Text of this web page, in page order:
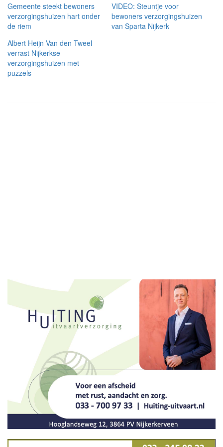
Gemeente steekt bewoners
verzorgingshuizen hart onder
de riem
VIDEO: Steuntje voor
bewoners verzorgingshuizen
van Sparta Nijkerk
Albert Heijn Van den Tweel
verrast Nijkerkse
verzorgingshuizen met
puzzels